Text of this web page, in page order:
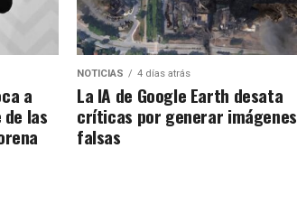
a
las
NOTICIAS 4 días atrás
La IA de Google Earth desata
críticas por generar imágenes
falsas